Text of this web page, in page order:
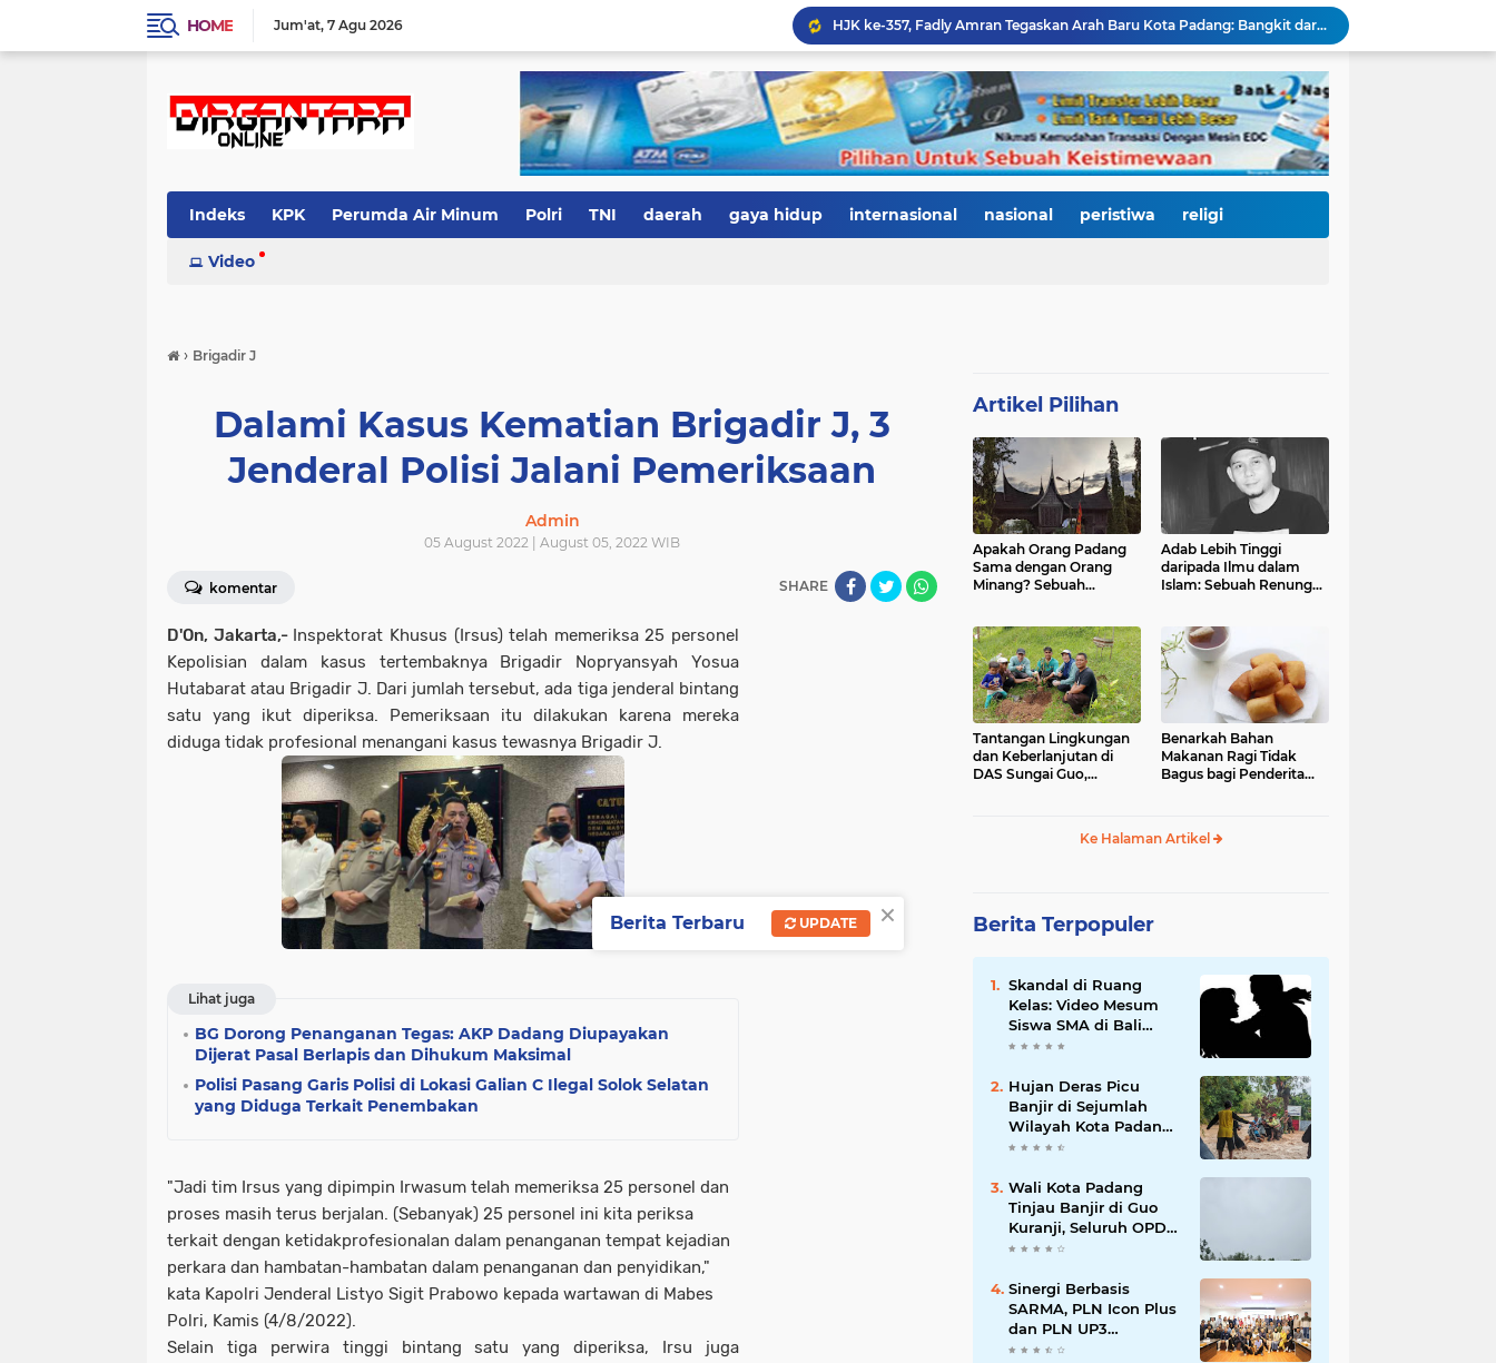
HOME Jum'at 7 Agu 2026
HJK ke-357, Fadly Amran Tegaskan Arah Baru Kota Padang: Bangkit dari Bencana, Melaju Menjadi Kota Pendidikan, Pariwisata, dan Perdagangan Bertaraf Dunia
Ratusan Pelajar Padang Antusias Kunjungi KRI Teluk Kendari, Belajar Langsung Dunia Kemaritiman dan Pertahanan Negara
Ribuan Warga Padati Pantai Cimpago, Festival Pawai Telong-Telong HJK Padang ke-357 Tampilkan Semangat Budaya, Persatuan, dan Optimisme Menuju Kota Gastronomi Dunia
Ribuan Warga Padati Danau Cimpago, Festival Telong-Telong HJK Padang ke-357 Tuai Pujian dan Harapan untuk Terus Dilestarikan
Perkuat Tata Kelola Rumah Sakit Daerah, RS M. Djamil Dampingi RSUD dr. Sadikin Pariaman Wujudkan Layanan Kesehatan Berkualitas
Di Balik Gemerlap Telong-Telong, RS M. Djamil Menyalakan Cahaya Kesadaran Kesehatan untuk Warga Padang
HJK Padang ke-357 Berubah Jadi Gerakan Kemanusiaan, Pemko Hadirkan "Road to Gastronomy Charity" untuk Bantu Korban Banjir
Indeks KPK Perumda Air Minum Polri TNI daerah gaya hidup internasional nasional peristiwa religi
Video
› Brigadir J
Dalami Kasus Kematian Brigadir J, 3
Jenderal Polisi Jalani Pemeriksaan
Admin
05 August 2022 | August 05, 2022 WIB
komentar SHARE
D'On, Jakarta,- Inspektorat Khusus (Irsus) telah memeriksa 25 personel
Kepolisian dalam kasus tertembaknya Brigadir Nopryansyah Yosua
Hutabarat atau Brigadir J. Dari jumlah tersebut, ada tiga jenderal bintang
satu yang ikut diperiksa. Pemeriksaan itu dilakukan karena mereka
diduga tidak profesional menangani kasus tewasnya Brigadir J.
Lihat juga
BG Dorong Penanganan Tegas: AKP Dadang Diupayakan
Dijerat Pasal Berlapis dan Dihukum Maksimal
Polisi Pasang Garis Polisi di Lokasi Galian C Ilegal Solok Selatan
yang Diduga Terkait Penembakan
"Jadi tim Irsus yang dipimpin Irwasum telah memeriksa 25 personel dan
proses masih terus berjalan. (Sebanyak) 25 personel ini kita periksa
terkait dengan ketidakprofesionalan dalam penanganan tempat kejadian
perkara dan hambatan-hambatan dalam penanganan dan penyidikan,"
kata Kapolri Jenderal Listyo Sigit Prabowo kepada wartawan di Mabes
Polri, Kamis (4/8/2022).
Selain tiga perwira tinggi bintang satu yang diperiksa, Irsu juga
Artikel Pilihan
Apakah Orang Padang
Sama dengan Orang
Minang? Sebuah
Adab Lebih Tinggi
daripada Ilmu dalam
Islam: Sebuah Renungan
Tantangan Lingkungan
dan Keberlanjutan di
DAS Sungai Guo,
Benarkah Bahan
Makanan Ragi Tidak
Bagus bagi Penderita
Ke Halaman Artikel
Berita Terpopuler
Skandal di Ruang
Kelas: Video Mesum
Siswa SMA di Bali
Viral, Hukuman dan
Mengikuti
Hujan Deras Picu
Banjir di Sejumlah
Wilayah Kota Padang,
Warga Dievakuasi dan
Banjir Susulan
Wali Kota Padang
Tinjau Banjir di Guo
Kuranji, Seluruh OPD
Disiagakan dan
Dipercepat
Sinergi Berbasis
SARMA, PLN Icon Plus
dan PLN UP3
Tanjungpinang
×
Berita Terbaru UPDATE